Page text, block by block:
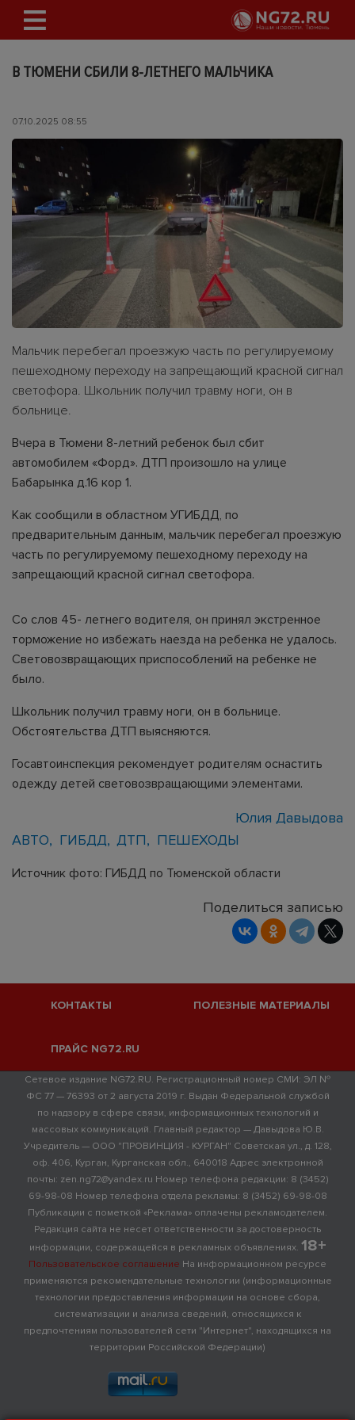
В ТЮМЕНИ СБИЛИ 8-ЛЕТНЕГО МАЛЬЧИКА
07.10.2025 08:55
Мальчик перебегал проезжую часть по регулируемому
пешеходному переходу на запрещающий красной сигнал
светофора. Школьник получил травму ноги, он в
больнице.
Вчера в Тюмени 8-летний ребенок был сбит
автомобилем «Форд». ДТП произошло на улице
Бабарынка д.16 кор 1.
Как сообщили в областном УГИБДД, по
предварительным данным, мальчик перебегал проезжую
часть по регулируемому пешеходному переходу на
запрещающий красной сигнал светофора.
Со слов 45- летнего водителя, он принял экстренное
торможение но избежать наезда на ребенка не удалось.
Световозвращающих приспособлений на ребенке не
было.
Школьник получил травму ноги, он в больнице.
Обстоятельства ДТП выясняются.
Госавтоинспекция рекомендует родителям оснастить
одежду детей световозвращающими элементами.
Юлия Давыдова
АВТО
ГИБДД ДТП ПЕШЕХОДЫ
Источник фото: ГИБДД по Тюменской области
Поделиться записью
КОНТАКТЫ ПОЛЕЗНЫЕ МАТЕРИАЛЫ
ПРАЙС NG72.RU
Сетевое издание NG72.RU. Регистрационный номер СМИ: ЭЛ №
ФС 77 — 76393 от 2 августа 2019 г. Выдан Федеральной службой
по надзору в сфере связи, информационных технологий и
массовых коммуникаций. Главный редактор — Давыдова Ю.В.
Учредитель — ООО "ПРОВИНЦИЯ - КУРГАН" Советская ул., д. 128,
оф. 406, Курган, Курганская обл., 640018 Адрес электронной
почты: zen.ng72@yandex.ru Номер телефона редакции: 8 (3452)
69-98-08 Номер телефона отдела рекламы: 8 (3452) 69-98-08
Публикации с пометкой «Реклама» оплачены рекламодателем.
Редакция сайта не несет ответственности за достоверность
информации, содержащейся в рекламных объявлениях. 18+
Пользовательское соглашение На информационном ресурсе
применяются рекомендательные технологии (информационные
технологии предоставления информации на основе сбора,
систематизации и анализа сведений, относящихся к
предпочтениям пользователей сети "Интернет", находящихся на
территории Российской Федерации)